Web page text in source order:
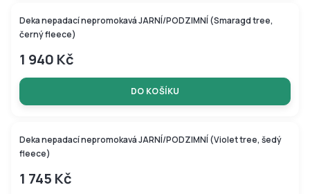
Deka nepadací nepromokavá JARNÍ/PODZIMNÍ (Smaragd tree,
černý fleece)
1 940 Kč
DO KOŠÍKU
–10 %
Deka nepadací nepromokavá JARNÍ/PODZIMNÍ (Violet tree, šedý
fleece)
1 745 Kč